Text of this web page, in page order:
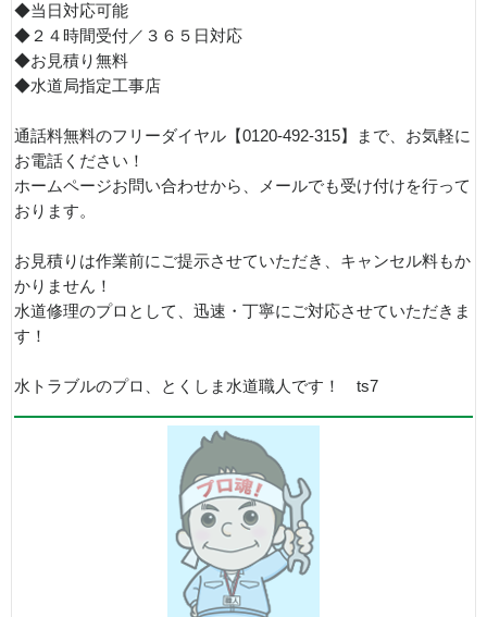
◆当日対応可能
◆２４時間受付／３６５日対応
◆お見積り無料
◆水道局指定工事店
通話料無料のフリーダイヤル【0120-492-315】まで、お気軽に
お電話ください！
ホームページお問い合わせから、メールでも受け付けを行って
おります。
お見積りは作業前にご提示させていただき、キャンセル料もか
かりません！
水道修理のプロとして、迅速・丁寧にご対応させていただきま
す！
水トラブルのプロ、とくしま水道職人です！ ts7